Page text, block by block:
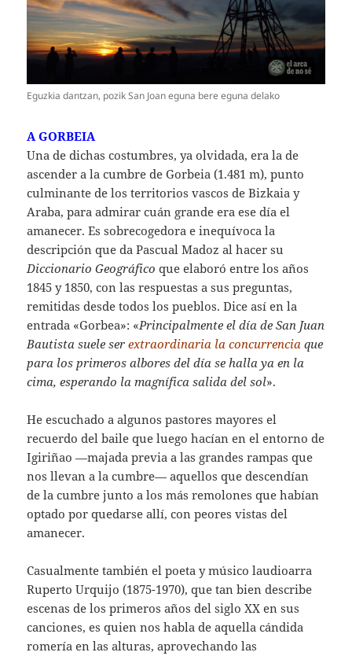
Eguzkia dantzan, pozik San Joan eguna bere eguna delako
A GORBEIA
Una de dichas costumbres, ya olvidada, era la de
ascender a la cumbre de Gorbeia (1.481 m), punto
culminante de los territorios vascos de Bizkaia y
Araba, para admirar cuán grande era ese día el
amanecer. Es sobrecogedora e inequívoca la
descripción que da Pascual Madoz al hacer su
Diccionario Geográfico que elaboró entre los años
1845 y 1850, con las respuestas a sus preguntas,
remitidas desde todos los pueblos. Dice así en la
entrada «Gorbea»: «Principalmente el día de San Juan
Bautista suele serextraordinaria la concurrencia que
para los primeros albores del día se halla ya en la
cima, esperando la magnífica salida del sol».
He escuchado a algunos pastores mayores el
recuerdo del baile que luego hacían en el entorno de
Igiriñao —majada previa a las grandes rampas que
nos llevan a la cumbre— aquellos que descendían
de la cumbre junto a los más remolones que habían
optado por quedarse allí, con peores vistas del
amanecer.
Casualmente también el poeta y músico laudioarra
Ruperto Urquijo (1875-1970), que tan bien describe
escenas de los primeros años del siglo XX en sus
canciones, es quien nos habla de aquella cándida
romería en las alturas, aprovechando las